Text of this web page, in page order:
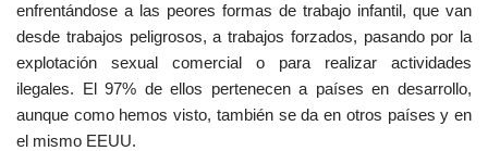
enfrentándose a las peores formas de trabajo infantil, que van
desde trabajos peligrosos, a trabajos forzados, pasando por la
explotación sexual comercial o para realizar actividades
ilegales. El 97% de ellos pertenecen a países en desarrollo,
aunque como hemos visto, también se da en otros países y en
el mismo EEUU.